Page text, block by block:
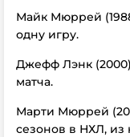
Майк Мюррей
одну игру.
Джефф Лэнк
матча.
Марти Мюррей
сезонов в НХЛ, из